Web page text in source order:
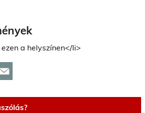
a helyszínen</li>